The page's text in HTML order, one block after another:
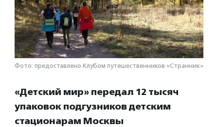
Фото: предоставлено Клубом путешественников «Странник»
«Детский мир» передал 12 тысяч
упаковок подгузников детским
стационарам Москвы